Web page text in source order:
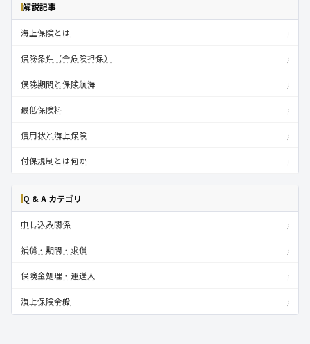
解説記事
海上保険とは ›
保険条件（全危険担保） ›
保険期間と保険航海 ›
最低保険料 ›
信用状と海上保険 ›
付保規制とは何か ›
Q & A カテゴリ
申し込み関係 ›
補償・期間・求償 ›
保険金処理・運送人 ›
海上保険全般 ›